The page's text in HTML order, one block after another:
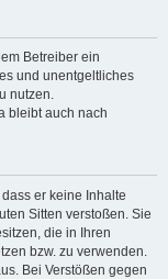
Betreiber ein
und unentgeltliches
nutzen.
bleibt auch nach
er keine Inhalte
Sitten verstoßen. Sie
die in Ihren
bzw. zu verwenden.
Bei Verstößen gegen